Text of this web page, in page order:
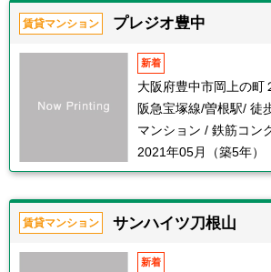
賃貸マンション プレジオ豊中
新着
大阪府豊中市岡上の町
阪急宝塚線/曽根駅/ 徒
マンション / 鉄筋コン
2021年05月（築5年）
賃貸マンション サンハイツ刀根山
新着